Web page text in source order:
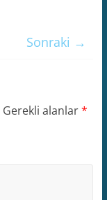
Sonraki →
Gerekli alanlar*